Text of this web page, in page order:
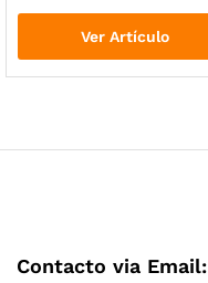
Ver Artículo
Contacto via Email: